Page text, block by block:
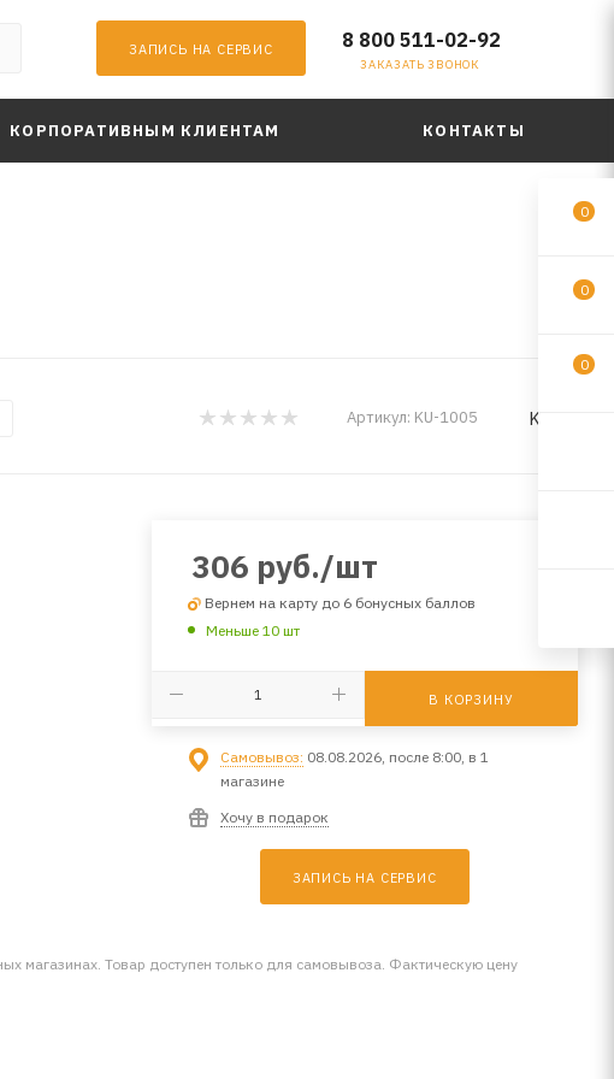
ЗАПИСЬ НА СЕРВИС 8 800 511-02-92
ЗАКАЗАТЬ ЗВОНОК
КОРПОРАТИВНЫМ КЛИЕНТАМ КОНТАКТЫ
Артикул: KU-1005 KUDO
306 руб./шт
Вернем на карту до 6 бонусных баллов
Меньше 10 шт
В КОРЗИНУ
Самовывоз: 08.08.2026, после 8:00, в 1
магазине
Хочу в подарок
ЗАПИСЬ НА СЕРВИС
магазинах. Товар доступен только для самовывоза. Фактическую цену
0
0
0